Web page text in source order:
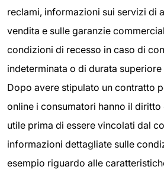
reclami, informazioni sui servizi di
vendita e sulle garanzie
condizioni di recesso in caso di
indeterminata o di durata superiore
Dopo avere stipulato un contratto
online i consumatori hanno il
utile prima di essere vincolati dal
informazioni dettagliate sulle
esempio riguardo alle